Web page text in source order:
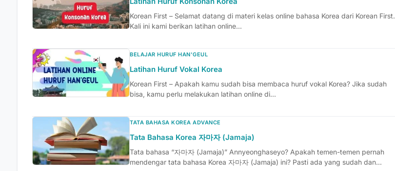
Korean First – Selamat datang di materi kelas online bahasa Korea dari Korean First.
Kali ini kami berikan latihan online...
BELAJAR HURUF HAN'GEUL
Latihan Huruf Vokal Korea
Korean First – Apakah kamu sudah bisa membaca huruf vokal Korea? Jika sudah
bisa, kamu perlu melakukan latihan online di...
TATA BAHASA KOREA ADVANCE
Tata Bahasa Korea 자마자 (Jamaja)
Tata bahasa “자마자 (Jamaja)” Annyeonghaseyo? Apakah temen-temen pernah
mendengar tata bahasa Korea 자마자 (Jamaja) ini? Pasti ada yang sudah dan...